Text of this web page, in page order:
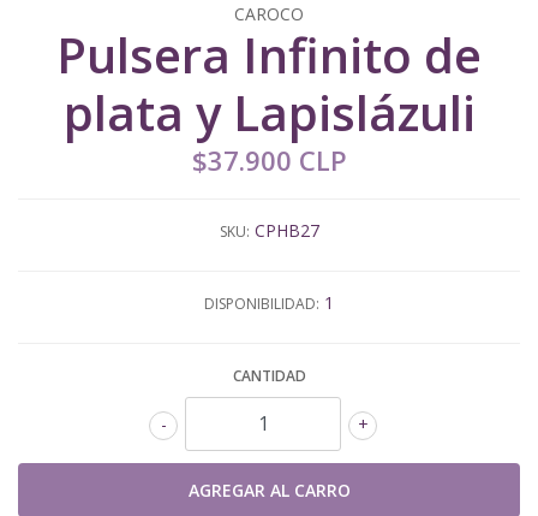
CAROCO
Pulsera Infinito de
plata y Lapislázuli
$37.900 CLP
SKU: CPHB27
DISPONIBILIDAD: 1
CANTIDAD
+
-